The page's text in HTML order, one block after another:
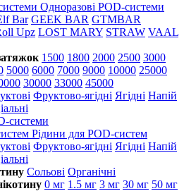
Одноразові POD-системи
Bar GEEK BAR GTMBAR
Upz LOST MARY STRAW VAAL
1500 1800 2000 2500 3000
5000 6000 7000 9000 10000 25000
30000 33000 45000
Фруктово-ягідні Ягідні Напій
системи
Рідини для POD-систем
Фруктово-ягідні Ягідні Напій
Сольові Органічні
0 мг 1.5 мг 3 мг 30 мг 50 мг